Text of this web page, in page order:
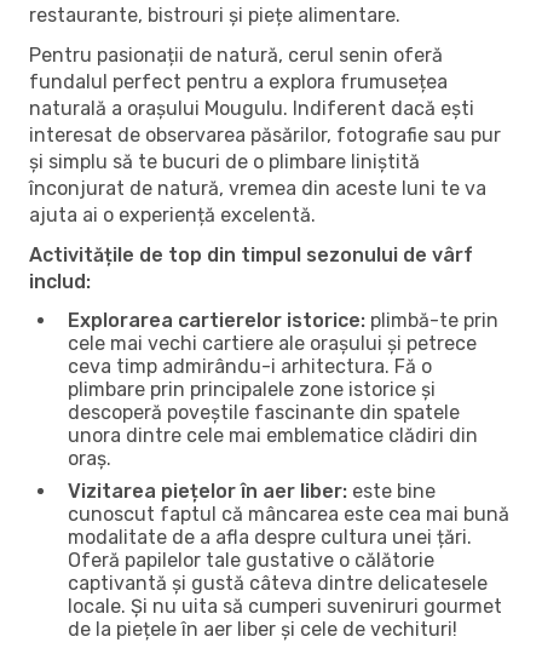
restaurante, bistrouri și piețe alimentare.
Pentru pasionații de natură, cerul senin oferă
fundalul perfect pentru a explora frumusețea
naturală a orașului Mougulu. Indiferent dacă ești
interesat de observarea păsărilor, fotografie sau pur
și simplu să te bucuri de o plimbare liniștită
înconjurat de natură, vremea din aceste luni te va
ajuta ai o experiență excelentă.
Activitățile de top din timpul sezonului de vârf
includ:
Explorarea cartierelor istorice: plimbă-te prin
cele mai vechi cartiere ale orașului și petrece
ceva timp admirându-i arhitectura. Fă o
plimbare prin principalele zone istorice și
descoperă poveștile fascinante din spatele
unora dintre cele mai emblematice clădiri din
oraș.
Vizitarea piețelor în aer liber: este bine
cunoscut faptul că mâncarea este cea mai bună
modalitate de a afla despre cultura unei țări.
Oferă papilelor tale gustative o călătorie
captivantă și gustă câteva dintre delicatesele
locale. Și nu uita să cumperi suveniruri gourmet
de la piețele în aer liber și cele de vechituri!